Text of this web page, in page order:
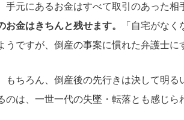
手元にあるお金はすべて取引のあった相
お金はきちんと残せます。
「自宅がな
うですが、倒産の事案に慣れた弁護士に
もちろん、倒産後の先行きは決して明
のは、一世一代の失墜・転落とも感じら